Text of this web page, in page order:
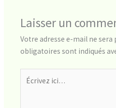
Laisser un
Votre adresse e-mail ne sera
obligatoires sont indiqués
ici…